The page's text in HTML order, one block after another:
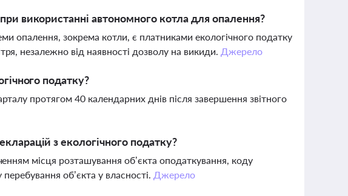
використанні автономного котла для опалення?
опалення, зокрема котли, є платниками екологічного податку
незалежно від наявності дозволу на викиди. Джерело
податку?
протягом 40 календарних днів після завершення звітного
з екологічного податку?
місця розташування об’єкта оподаткування, коду
об’єкта у власності. Джерело